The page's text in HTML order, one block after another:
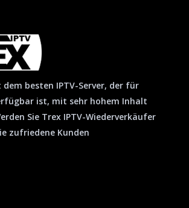
besten IPTV-Server, der für
ist, mit sehr hohem Inhalt
Sie Trex IPTV-Wiederverkäufer
zufriedene Kunden